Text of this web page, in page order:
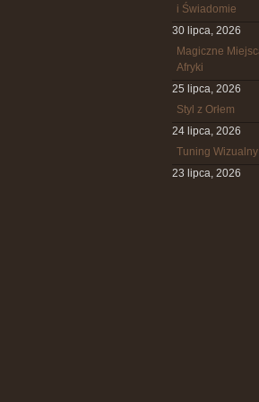
i Świadomie
30 lipca, 2026
Magiczne
Afryki
25 lipca, 2026
Styl z Orłem
24 lipca, 2026
Tuning Wizualny
23 lipca, 2026